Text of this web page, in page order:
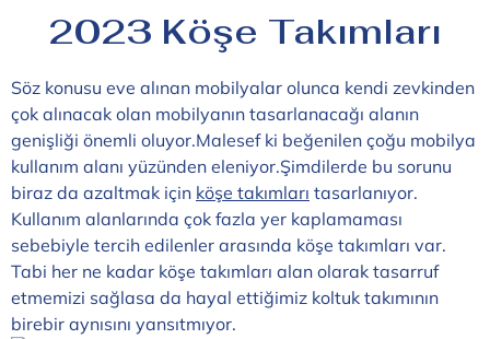
2023 Köşe Takımları
Söz konusu eve alınan mobilyalar olunca kendi zevkinden
çok alınacak olan mobilyanın tasarlanacağı alanın
genişliği önemli oluyor.Malesef ki beğenilen çoğu mobilya
kullanım alanı yüzünden eleniyor.Şimdilerde bu sorunu
biraz da azaltmak için köşe takımları tasarlanıyor.
Kullanım alanlarında çok fazla yer kaplamaması
sebebiyle tercih edilenler arasında köşe takımları var.
Tabi her ne kadar köşe takımları alan olarak tasarruf
etmemizi sağlasa da hayal ettiğimiz koltuk takımının
birebir aynısını yansıtmıyor.